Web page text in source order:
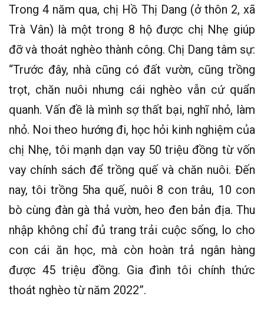
Trong 4 năm qua, chị Hồ Thị Dang (ở thôn 2, xã
Trà Vân) là một trong 8 hộ được chị Nhẹ giúp
đỡ và thoát nghèo thành công. Chị Dang tâm sự:
“Trước đây, nhà cũng có đất vườn, cũng trồng
trọt, chăn nuôi nhưng cái nghèo vẫn cứ quẩn
quanh. Vấn đề là mình sợ thất bại, nghĩ nhỏ, làm
nhỏ. Noi theo hướng đi, học hỏi kinh nghiệm của
chị Nhẹ, tôi mạnh dạn vay 50 triệu đồng từ vốn
vay chính sách để trồng quế và chăn nuôi. Đến
nay, tôi trồng 5ha quế, nuôi 8 con trâu, 10 con
bò cùng đàn gà thả vườn, heo đen bản địa. Thu
nhập không chỉ đủ trang trải cuộc sống, lo cho
con cái ăn học, mà còn hoàn trả ngân hàng
được 45 triệu đồng. Gia đình tôi chính thức
thoát nghèo từ năm 2022”.